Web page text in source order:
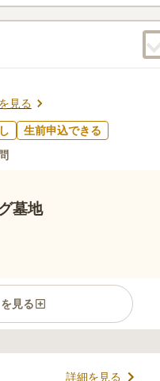
見る
生前申込できる
墓地
見る
詳細を見る